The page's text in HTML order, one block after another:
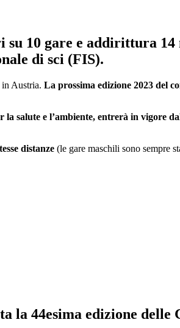
10 gare e addirittura 14
di sci (FIS).
in Austria. La prossima edizione 2023 del
salute e l’ambiente, entrerà in vigore
distanze (le gare maschili sono sempre
la 44esima edizione